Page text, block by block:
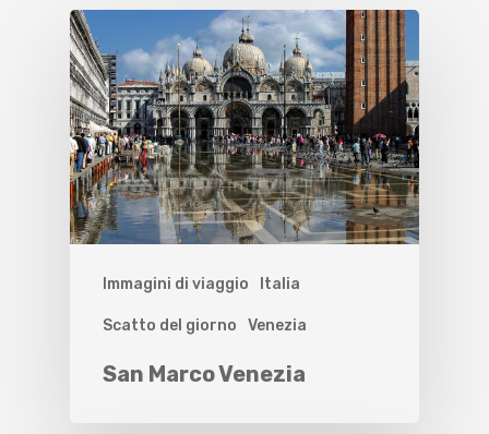
Immagini di viaggio Italia
Scatto del giorno Venezia
San Marco Venezia